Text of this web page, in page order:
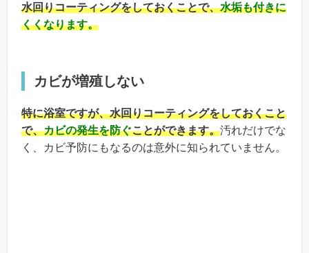
水回りコーティングをしておくことで、水垢も付きに
くくなります。
カビが増殖しない
特に浴室ですが、水回りコーティングをしておくこと
で、カビの発生を防ぐことができます。汚れだけでな
く、カビ予防にもなるのは意外に知られていません。